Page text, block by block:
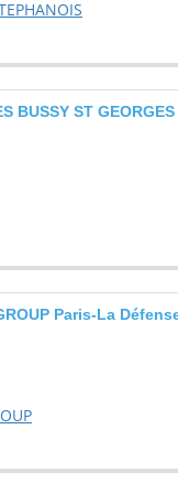
BUSSY ST GEORGES
Paris-La